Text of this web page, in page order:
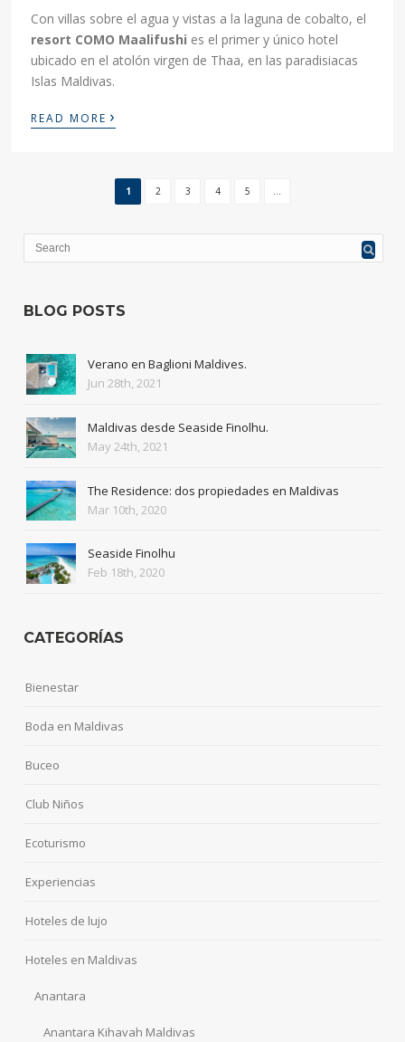
Con villas sobre el agua y vistas a la laguna de cobalto, el
resort COMO Maalifushi es el primer y único hotel
ubicado en el atolón virgen de Thaa, en las paradisiacas
Islas Maldivas.
READ MORE ›
1 2 3 4 5 ...
BLOG POSTS
Verano en Baglioni Maldives.
Jun 28th, 2021
Maldivas desde Seaside Finolhu.
May 24th, 2021
The Residence: dos propiedades en Maldivas
Mar 10th, 2020
Seaside Finolhu
Feb 18th, 2020
CATEGORÍAS
Bienestar
Boda en Maldivas
Buceo
Club Niños
Ecoturismo
Experiencias
Hoteles de lujo
Hoteles en Maldivas
Anantara
Anantara Kihavah Maldivas